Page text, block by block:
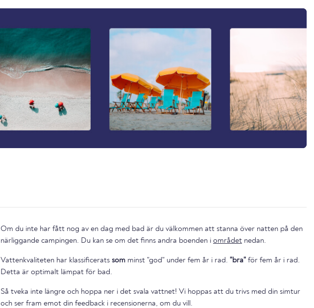
Om du inte har fått nog av en dag med bad är du välkommen att stanna över natten på den
närliggande campingen. Du kan se om det finns andra boenden i området nedan.
Vattenkvaliteten har klassificerats som minst "god" under fem år i rad. "bra" för fem år i rad.
Detta är optimalt lämpat för bad.
Så tveka inte längre och hoppa ner i det svala vattnet! Vi hoppas att du trivs med din simtur
och ser fram emot din feedback i recensionerna, om du vill.